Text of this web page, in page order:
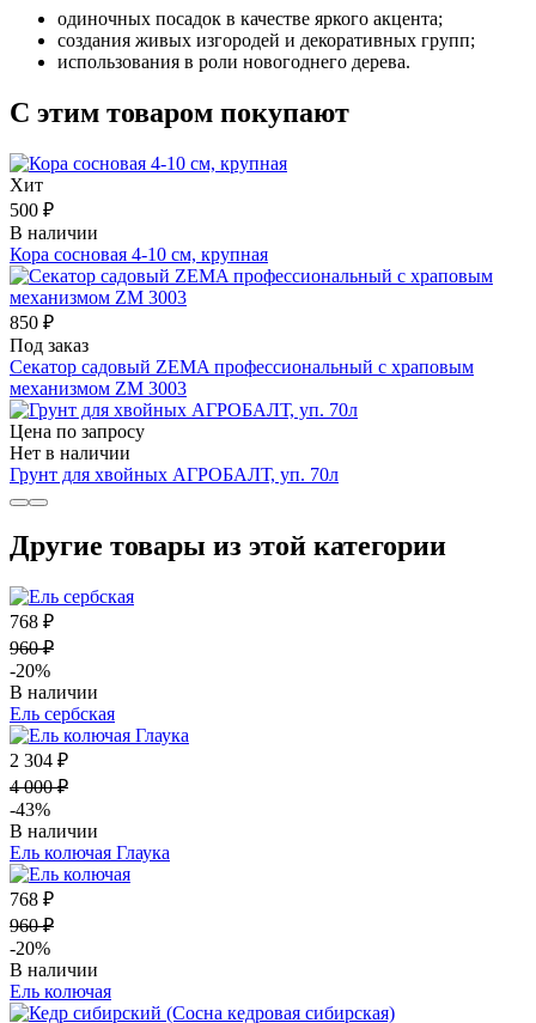
одиночных посадок в качестве яркого акцента;
создания живых изгородей и декоративных групп;
использования в роли новогоднего дерева.
С этим товаром покупают
Хит
500 ₽
В наличии
Кора сосновая 4-10 см, крупная
850 ₽
Под заказ
Секатор садовый ZEMA профессиональный с храповым
механизмом ZМ 3003
Цена по запросу
Нет в наличии
Грунт для хвойных АГРОБАЛТ, уп. 70л
Другие товары из этой категории
768 ₽
960 ₽
-20%
В наличии
Ель сербская
2 304 ₽
4 000 ₽
-43%
В наличии
Ель колючая Глаука
768 ₽
960 ₽
-20%
В наличии
Ель колючая